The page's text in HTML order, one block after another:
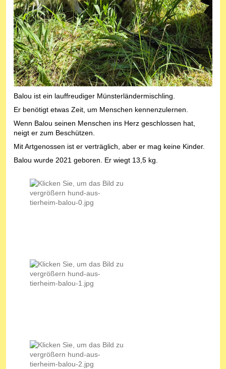
Balou ist ein lauffreudiger Münsterländermischling.
Er benötigt etwas Zeit, um Menschen kennenzulernen.
Wenn Balou seinen Menschen ins Herz geschlossen hat,
neigt er zum Beschützen.
Mit Artgenossen ist er verträglich, aber er mag keine Kinder.
Balou wurde 2021 geboren. Er wiegt 13,5 kg.